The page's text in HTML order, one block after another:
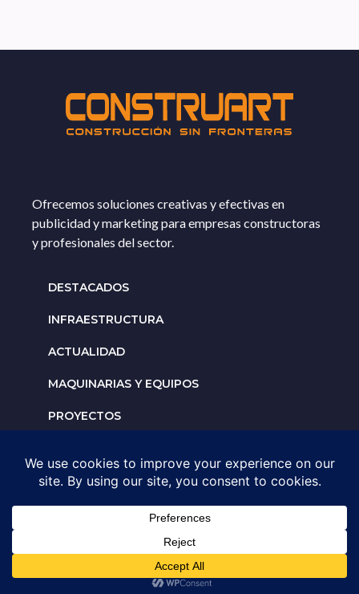
Ofrecemos soluciones creativas y efectivas en
publicidad y marketing para empresas constructoras
y profesionales del sector.
DESTACADOS
INFRAESTRUCTURA
ACTUALIDAD
MAQUINARIAS Y EQUIPOS
PROYECTOS
Solicita un espacio para
tu negocio
AGENDA UNA ASESORÍA